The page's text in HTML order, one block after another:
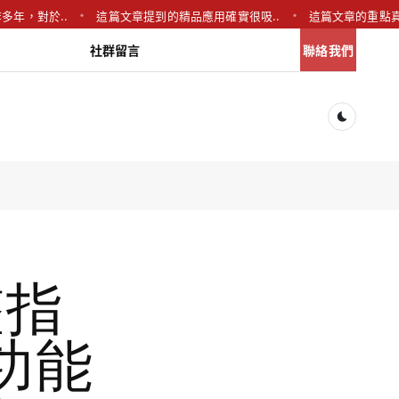
於.. 這篇文章提到的精品應用確實很吸.. 這篇文章的重點真的很
社群留言 聯絡我們
能